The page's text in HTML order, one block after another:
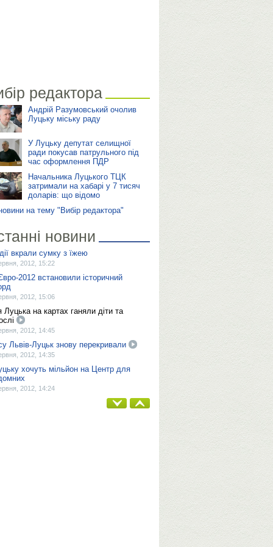
редактора
Андрій Разумовський очолив
Луцьку міську раду
У Луцьку депутат селищної
ради покусав патрульного під
час оформлення ПДР
Начальника Луцького ТЦК
затримали на хабарі у 7 тисяч
доларів: що відомо
на тему "Вибір редактора"
новини
вкрали сумку з їжею
2012, 15:22
2012 встановили історичний
2012, 15:06
Луцька на картах ганяли діти та
2012, 14:45
Львів-Луцьк знову перекривали
2012, 14:35
хочуть мільйон на Центр для
2012, 14:24